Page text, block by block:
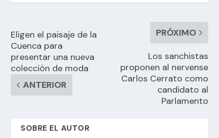
Eligen el paisaje de la
Cuenca para
presentar una nueva
colección de moda
ANTERIOR
PRÓXIMO
Los sanchistas
proponen al nervense
Carlos Cerrato como
candidato al
Parlamento
SOBRE EL AUTOR